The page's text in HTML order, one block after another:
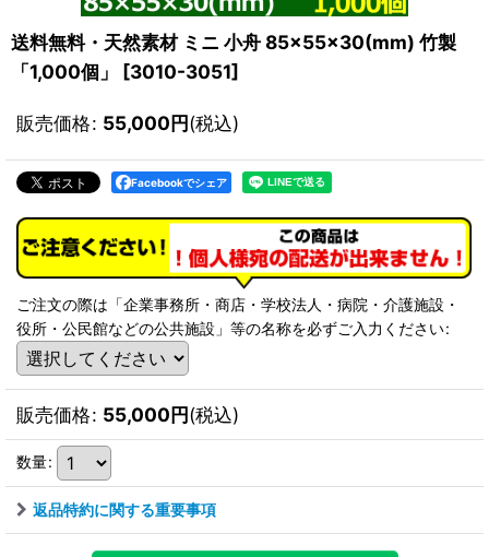
送料無料・天然素材 ミニ 小舟 85×55×30(mm) 竹製
「1,000個」
[3010-3051]
販売価格: 55,000円(税込)
Facebookでシェア
ご注文の際は「企業事務所・商店・学校法人・病院・介護施設・
役所・公民館などの公共施設」等の名称を必ずご入力ください:
販売価格: 55,000円(税込)
数量:
返品特約に関する重要事項